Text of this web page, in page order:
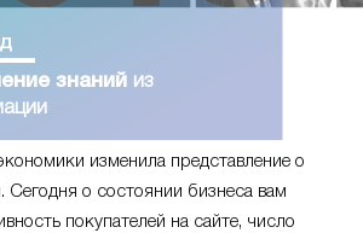
знаний из
изменила представление о
Сегодня о состоянии бизнеса вам
покупателей на сайте, число